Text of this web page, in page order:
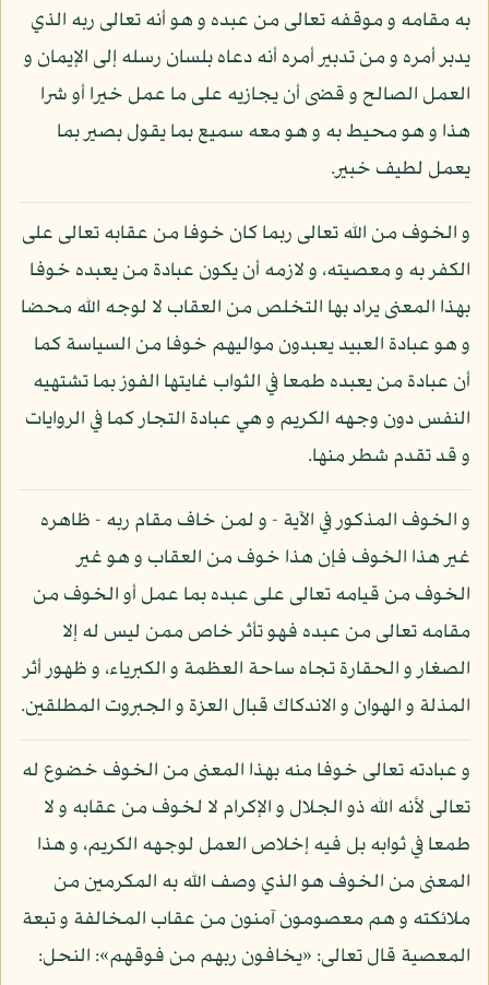
به مقامه و موقفه تعالى من عبده و هو أنه تعالى ربه الذي
يدبر أمره و من تدبير أمره أنه دعاه بلسان رسله إلى الإيمان و
العمل الصالح و قضى أن يجازيه على ما عمل خيرا أو شرا
هذا و هو محيط به و هو معه سميع بما يقول بصير بما
يعمل لطيف خبير.
و الخوف من الله تعالى ربما كان خوفا من عقابه تعالى على
الكفر به و معصيته، و لازمه أن يكون عبادة من يعبده خوفا
بهذا المعنى يراد بها التخلص من العقاب لا لوجه الله محضا
و هو عبادة العبيد يعبدون مواليهم خوفا من السياسة كما
أن عبادة من يعبده طمعا في الثواب غايتها الفوز بما تشتهيه
النفس دون وجهه الكريم و هي عبادة التجار كما في الروايات
و قد تقدم شطر منها.
و الخوف المذكور في الآية - و لمن خاف مقام ربه - ظاهره
غير هذا الخوف فإن هذا خوف من العقاب و هو غير
الخوف من قيامه تعالى على عبده بما عمل أو الخوف من
مقامه تعالى من عبده فهو تأثر خاص ممن ليس له إلا
الصغار و الحقارة تجاه ساحة العظمة و الكبرياء، و ظهور أثر
المذلة و الهوان و الاندكاك قبال العزة و الجبروت المطلقين.
و عبادته تعالى خوفا منه بهذا المعنى من الخوف خضوع له
تعالى لأنه الله ذو الجلال و الإكرام لا لخوف من عقابه و لا
طمعا في ثوابه بل فيه إخلاص العمل لوجهه الكريم، و هذا
المعنى من الخوف هو الذي وصف الله به المكرمين من
ملائكته و هم معصومون آمنون من عقاب المخالفة و تبعة
المعصية قال تعالى: «يخافون ربهم من فوقهم»: النحل: